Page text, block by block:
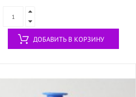
ДОБАВИТЬ В КОРЗИНУ